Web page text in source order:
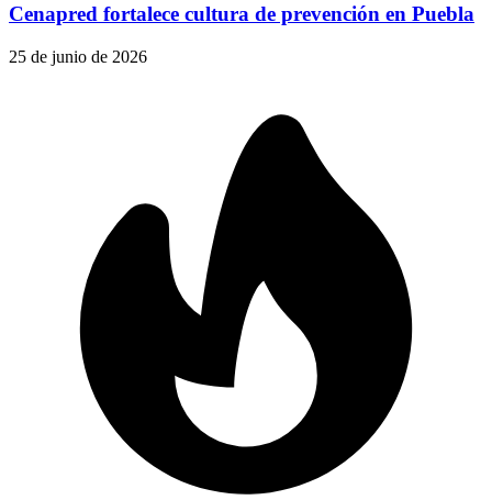
Cenapred fortalece cultura de prevención en Puebla
25 de junio de 2026